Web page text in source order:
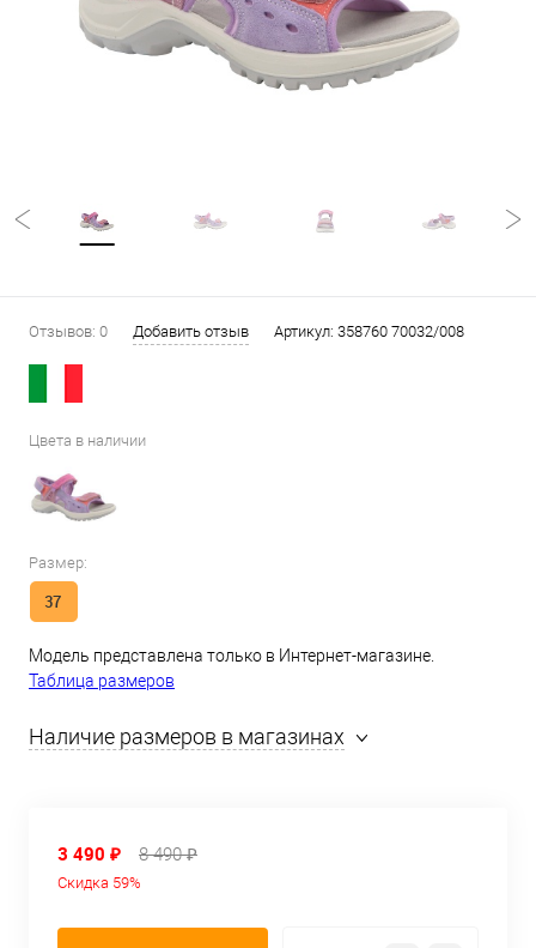
Отзывов: 0 Добавить отзыв Артикул: 358760 70032/008
Цвета в наличии
Размер:
37
Модель представлена только в Интернет-магазине.
Таблица размеров
Наличие размеров в магазинах
3 490 ₽ 8 490 ₽
Скидка 59%